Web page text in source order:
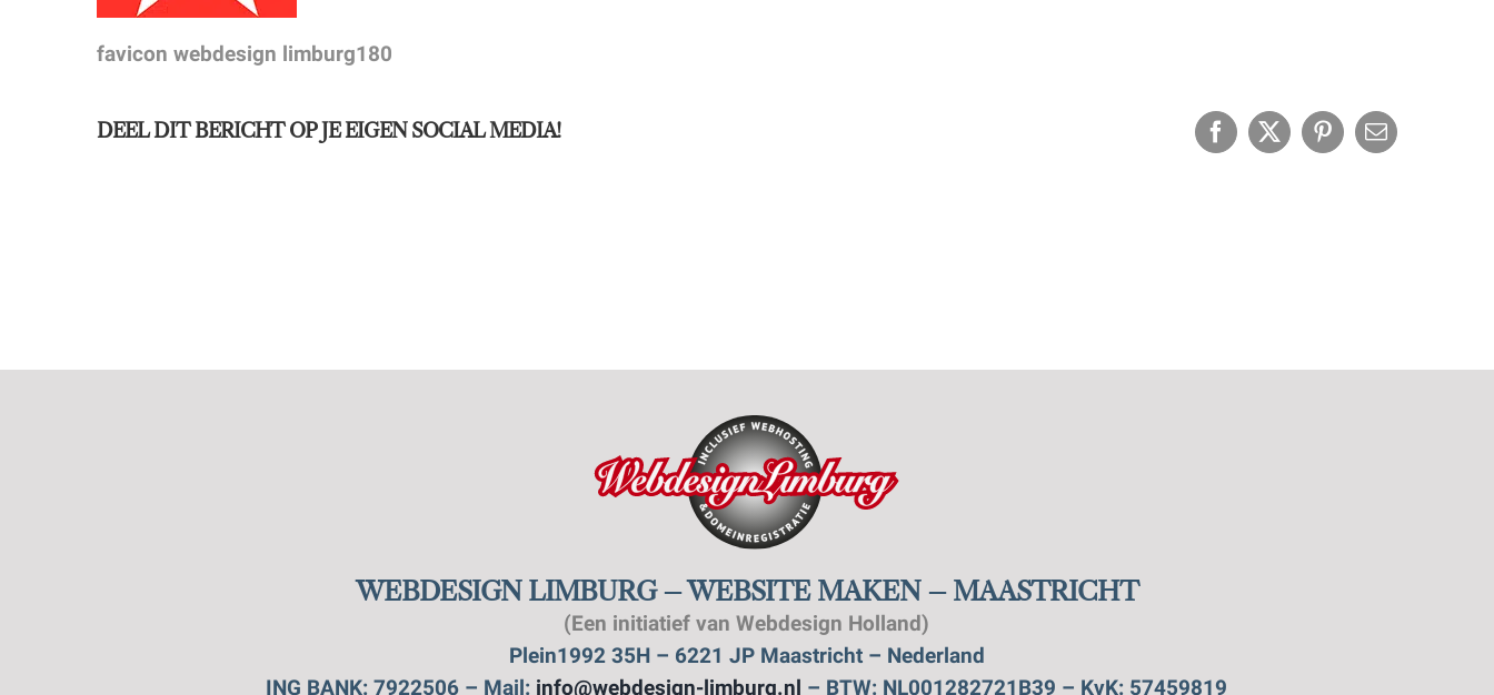
favicon webdesign limburg180
DEEL DIT BERICHT OP JE EIGEN SOCIAL MEDIA! Facebook
X Pinterest
E-
WEBDESIGN LIMBURG – WEBSITE MAKEN – MAASTRICHT
(Een initiatief van Webdesign Holland)
Plein1992 35H – 6221 JP Maastricht – Nederland
ING BANK: 7922506 – Mail: info@webdesign-limburg.nl – BTW: NL001282721B39 – KvK: 57459819